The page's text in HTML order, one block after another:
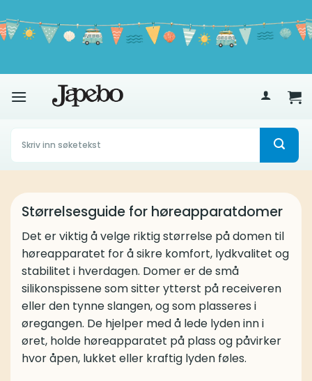
to
content
Søk
etter:
Størrelsesguide for høreapparatdomer
Det er viktig å velge riktig størrelse på domen til
høreapparatet for å sikre komfort, lydkvalitet og
stabilitet i hverdagen. Domer er de små
silikonspissene som sitter ytterst på receiveren
eller den tynne slangen, og som plasseres i
øregangen. De hjelper med å lede lyden inn i
øret, holde høreapparatet på plass og påvirker
hvor åpen, lukket eller kraftig lyden føles.